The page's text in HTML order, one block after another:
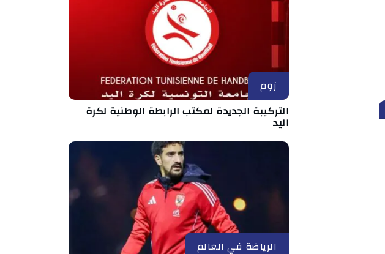
زوم
التركيبة الجديدة لمكتب الرابطة الوطنية لكرة
اليد
الرياضة في العالم